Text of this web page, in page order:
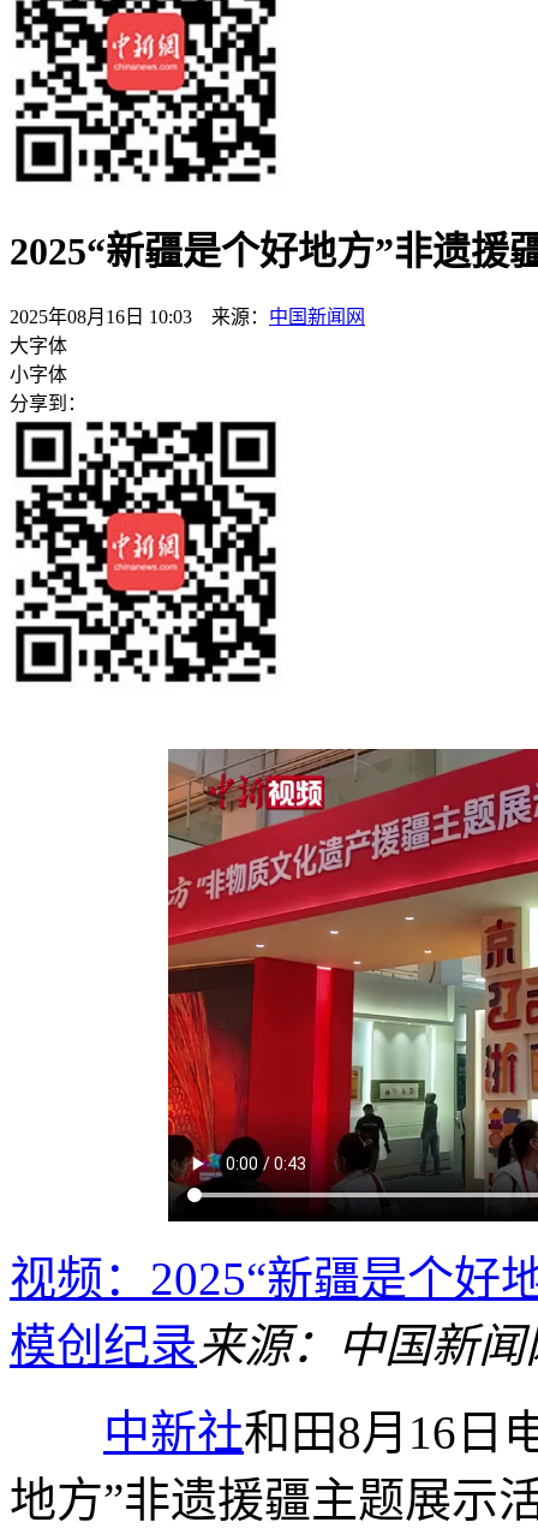
2025“新疆是个好地方”非遗援
2025年08月16日 10:03 来源： 中国新闻网
大字体
小字体
分享到：
视频：2025“新疆是个好
模创纪录来源：中国新闻
中新社和田8月16日
地方”非遗援疆主题展示